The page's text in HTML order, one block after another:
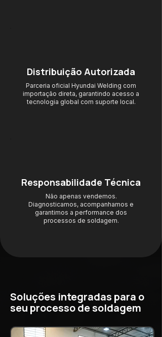
Distribuição Autorizada
Parceria oficial Hyundai Welding com
importação direta, garantindo acesso a
tecnologia global com suporte local.
Responsabilidade Técnica
Não apenas vendemos.
Diagnosticamos, acompanhamos e
garantimos a performance dos
processos de soldagem.
Soluções integradas para o
seu processo de soldagem